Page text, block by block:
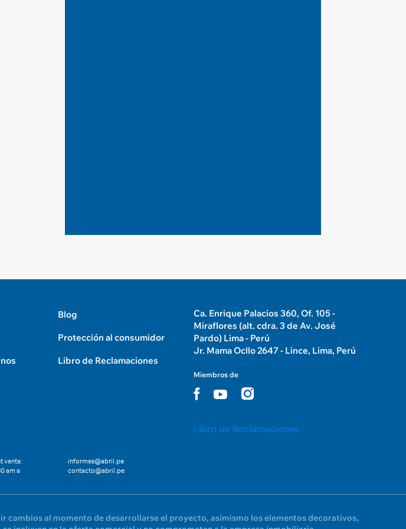
Blog
Protección al consumidor
Libro de Reclamaciones
Ca. Enrique Palacios 360, Of. 105 -
Miraflores (alt. cdra. 3 de Av. José
Pardo) Lima - Perú
Jr. Mama Ocllo 2647 - Lince, Lima, Perú
Miembros de
Libro de Reclamaciones
venta:
am a
informes@abril.pe
contacto@abril.pe
cambios al momento de desarrollarse el proyecto, asímismo los elementos decorativos,